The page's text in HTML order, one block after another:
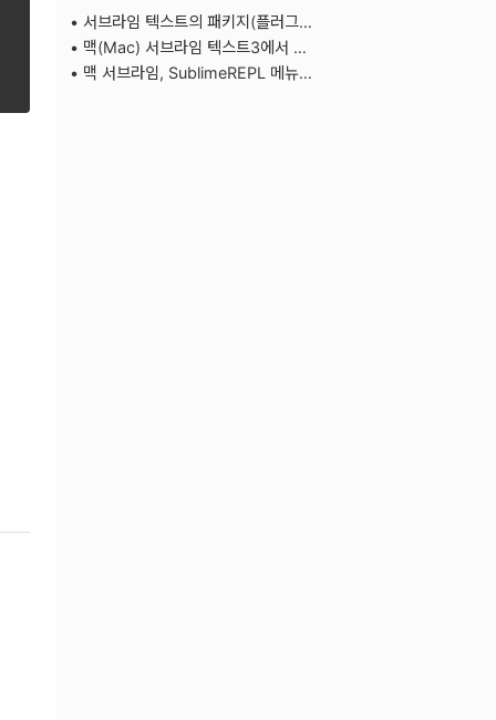
서브라임 텍스트의 패키지(플러그인)를 설치/관리할 수 있는 Package control 설치방법
맥(Mac) 서브라임 텍스트3에서 파이썬3(Python3) 실행하기
맥 서브라임, SublimeREPL 메뉴 중 “Python - Run current file” 단축키로 등록하는 방법